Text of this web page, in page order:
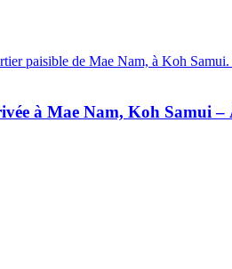
paisible de Mae Nam, à Koh
à Mae Nam, Koh Samui –